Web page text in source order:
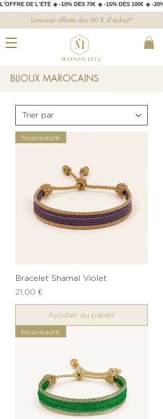
Livraison offerte dès 60 € d'achat*
L'OFFRE DE L'ÉTÉ ☀️ -10% DÈS 70€ ☀️ -15% DÈS 100€ ☀️ -
BIJOUX MAROCAINS
Nouveauté
Bracelet Shamal Violet
Prix
21,00 €
Ajouter au panier
Nouveauté